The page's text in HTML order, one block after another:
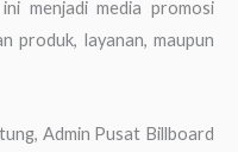
menjadi media promosi
produk, layanan, maupun
Admin Pusat Billboard